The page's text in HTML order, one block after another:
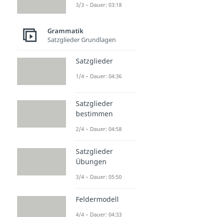
3/3 – Dauer: 03:18
Grammatik
Satzglieder Grundlagen
Satzglieder
1/4 – Dauer: 04:36
Satzglieder
bestimmen
2/4 – Dauer: 04:58
Satzglieder
Übungen
3/4 – Dauer: 05:50
Feldermodell
4/4 – Dauer: 04:33